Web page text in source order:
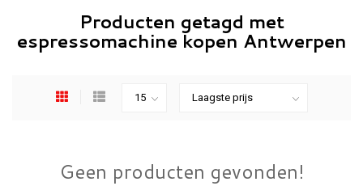
Producten getagd met
espressomachine kopen Antwerpen
Geen producten gevonden!